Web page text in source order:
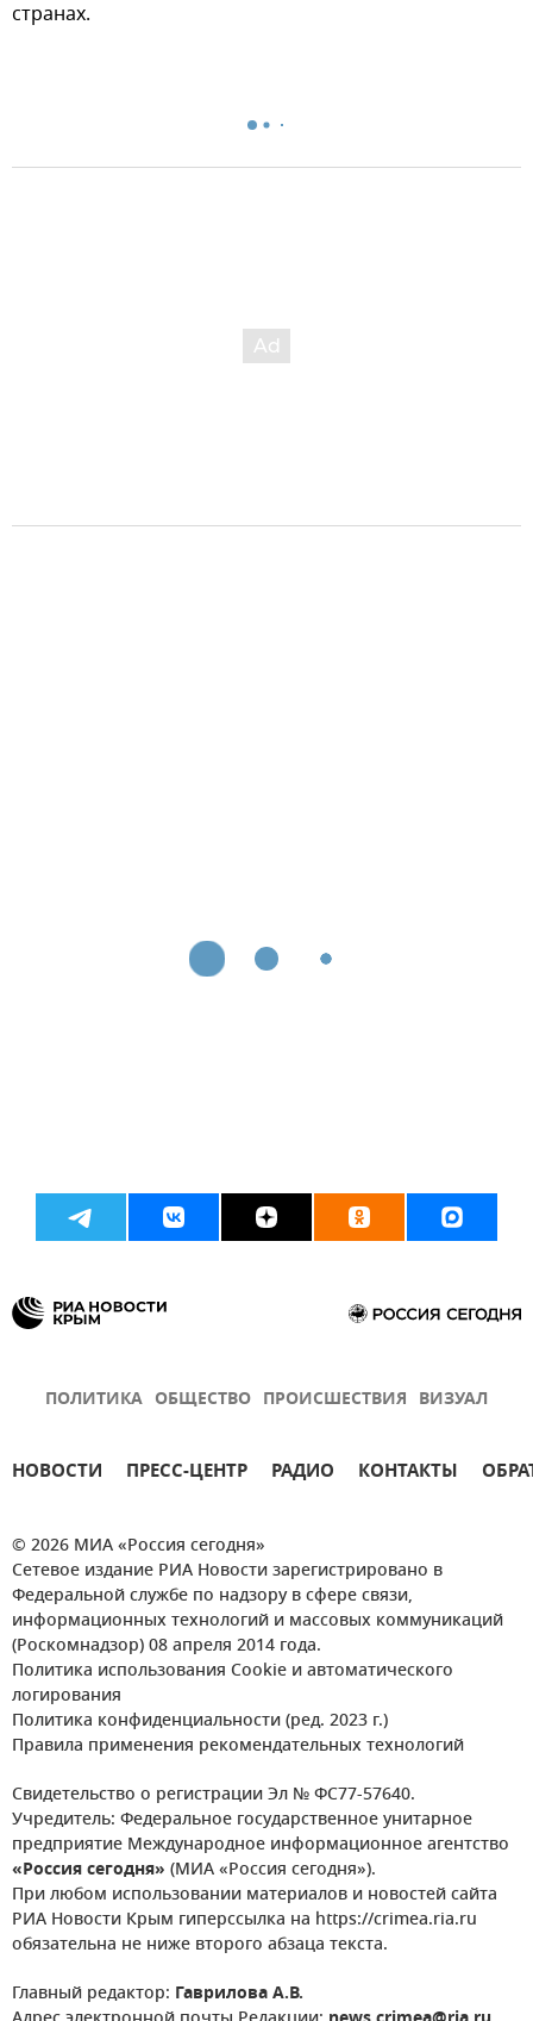
странах.
ПОЛИТИКА ОБЩЕСТВО ПРОИСШЕСТВИЯ ВИЗУАЛ
НОВОСТИ ПРЕСС-ЦЕНТР РАДИО КОНТАКТЫ
© 2026 МИА «Россия сегодня»
Сетевое издание РИА Новости зарегистрировано в
Федеральной службе по надзору в сфере связи,
информационных технологий и массовых коммуникаций
(Роскомнадзор) 08 апреля 2014 года.
Политика использования Cookie и автоматического
логирования
Политика конфиденциальности (ред. 2023 г.)
Правила применения рекомендательных технологий
Свидетельство о регистрации Эл № ФС77-57640.
Учредитель: Федеральное государственное унитарное
предприятие Международное информационное агентство
«Россия сегодня» (МИА «Россия сегодня»).
При любом использовании материалов и новостей сайта
РИА Новости Крым гиперссылка на https://crimea.ria.ru
обязательна не ниже второго абзаца текста.
Главный редактор: Гаврилова А.В.